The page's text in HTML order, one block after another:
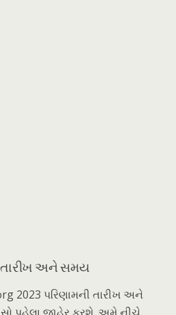
તારીખ અને સમય
2023 પરિણામની તારીખ અને